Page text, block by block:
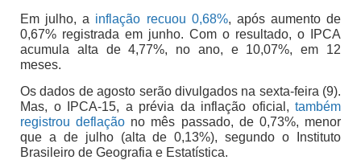
Em julho, a inflação recuou 0,68%, após aumento de
0,67% registrada em junho. Com o resultado, o IPCA
acumula alta de 4,77%, no ano, e 10,07%, em 12
meses.
Os dados de agosto serão divulgados na sexta-feira (9).
Mas, o IPCA-15, a prévia da inflação oficial, também
registrou deflação no mês passado, de 0,73%, menor
que a de julho (alta de 0,13%), segundo o Instituto
Brasileiro de Geografia e Estatística.